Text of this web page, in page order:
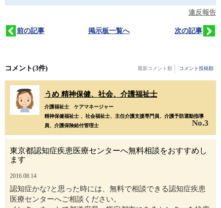
違反報告
前の記事 掲示板一覧へ 次の記事
コメント(3件) 最新コメント順 コメント投稿順
うめ 精神保健、社会、介護福祉士
介護福祉士
ケアマネージャー
精神保健福祉士 、社会福祉士、主任介護支援専門員、介護予防運動指導
員、介護保険給付管理士
No.3
東京都認知症疾患医療センターへ無料相談をおすすめし
ます
2016.08.14
認知症かな?と思った時には、無料で相談できる認知症疾患
医療センターへご相談ください。